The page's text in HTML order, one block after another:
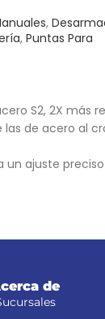
,
, Puntas Para
S2, 2X más
las de acero al
un ajuste preciso
de